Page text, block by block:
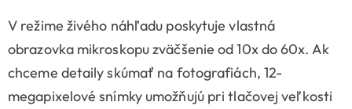
V režime živého náhľadu poskytuje vlastná
obrazovka mikroskopu zväčšenie od 10x do 60x. Ak
chceme detaily skúmať na fotografiách, 12-
megapixelové snímky umožňujú pri tlačovej veľkosti